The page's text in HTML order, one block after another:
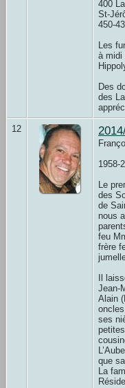
400
St-
450-
Les
à midi
Des
des
12
1958-
Le
des
de
nous
feu
frère
Il
Jean-
Alain
ses
que
La